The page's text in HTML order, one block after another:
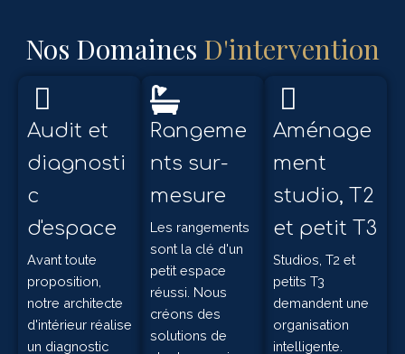
Nos Domaines D'intervention
Audit et
diagnosti
c
d'espace
Avant toute
proposition,
notre architecte
d'intérieur réalise
un diagnostic
Rangeme
nts sur-
mesure
Les rangements
sont la clé d'un
petit espace
réussi. Nous
créons des
solutions de
Aménage
ment
studio, T2
et petit T3
Studios, T2 et
petits T3
demandent une
organisation
intelligente.